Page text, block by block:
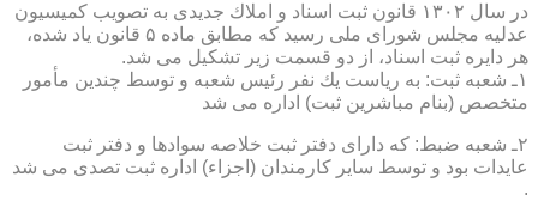
در سال ۱۳۰۲ قانون ثبت اسناد و املاك جدیدی به تصویب كمیسیون
عدلیه مجلس شورای ملی رسید كه مطابق ماده ۵ قانون یاد شده،
هر دایره ثبت اسناد، از دو قسمت زیر تشكیل می شد.
۱ـ شعبه ثبت: به ریاست یك نفر رئیس شعبه و توسط چندین مأمور
متخصص (بنام مباشرین ثبت) اداره می شد
۲ـ شعبه ضبط: كه دارای دفتر ثبت خلاصه سوادها و دفتر ثبت
عایدات بود و توسط سایر كارمندان (اجزاء) اداره ثبت تصدی می شد
.